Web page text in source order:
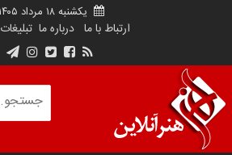
یکشنبه ۱۸ مرداد ۱۴۰۵
ارتباط با ما درباره ما تبلیغات